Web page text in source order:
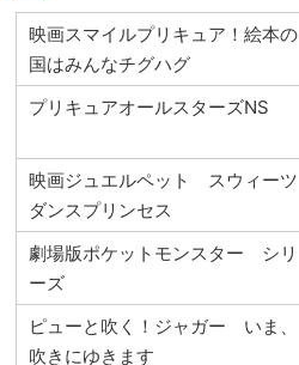
映画スマイルプリキュア！絵本の
国はみんなチグハグ
プリキュアオールスターズNS
映画ジュエルペット スウィーツ
ダンスプリンセス
劇場版ポケットモンスター シリ
ーズ
ピューと吹く！ジャガー いま、
吹きにゆきます